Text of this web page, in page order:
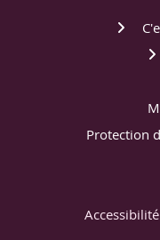
Protection